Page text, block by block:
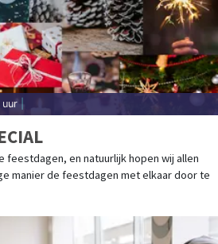
feestdagen, en natuurlijk hopen wij allen
manier de feestdagen met elkaar door te